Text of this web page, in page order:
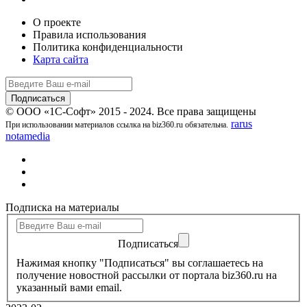
О проекте
Правила использования
Политика конфиденциальности
Карта сайта
© ООО «1С-Софт» 2015 - 2024. Все права защищены
При использовании материалов ссылка на biz360.ru обязательна. rarus
notamedia
Подписка на материалы
Подписаться
Нажимая кнопку "Подписаться" вы соглашаетесь на
получение новостной рассылки от портала biz360.ru на
указанный вами email.